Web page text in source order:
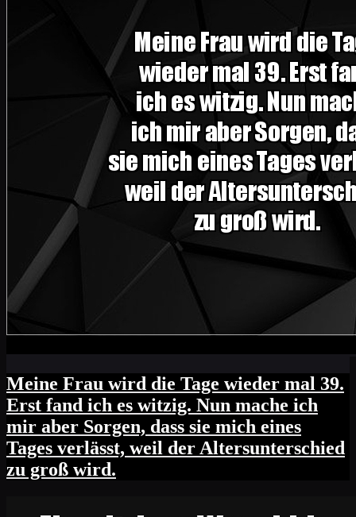
Meine Frau wird die Tage wieder mal 39.
Erst fand ich es witzig. Nun mache ich
mir aber Sorgen, dass sie mich eines
Tages verlässt, weil der Altersunterschied
zu groß wird.